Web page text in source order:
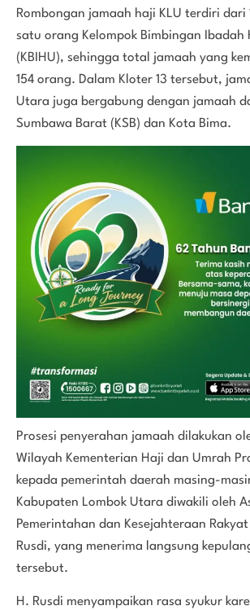
Rombongan jamaah haji KLU terdiri dari
satu orang Kelompok Bimbingan Ibadah
(KBIHU), sehingga total jamaah yang
154 orang. Dalam Kloter 13 tersebut,
Utara juga bergabung dengan jamaah
Sumbawa Barat (KSB) dan Kota Bima.
Prosesi penyerahan jamaah dilakukan
Wilayah Kementerian Haji dan Umrah
kepada pemerintah daerah masing-
Kabupaten Lombok Utara diwakili oleh
Pemerintahan dan Kesejahteraan
Rusdi, yang menerima langsung
tersebut.
H. Rusdi menyampaikan rasa syukur